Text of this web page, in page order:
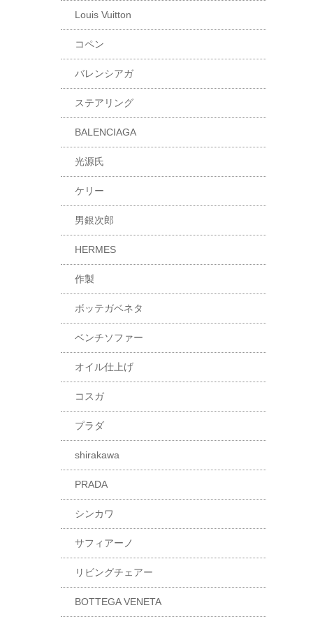
Louis Vuitton
コペン
バレンシアガ
ステアリング
BALENCIAGA
光源氏
ケリー
男銀次郎
HERMES
作製
ボッテガベネタ
ベンチソファー
オイル仕上げ
コスガ
プラダ
shirakawa
PRADA
シンカワ
サフィアーノ
リビングチェアー
BOTTEGA VENETA